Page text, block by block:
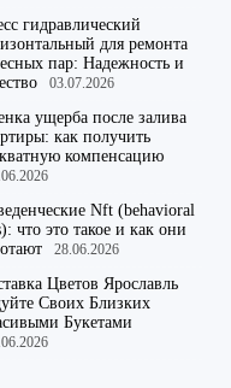
гидравлический
для ремонта
пар: Надежность и
03.07.2026
ущерба после залива
как получить
компенсацию
Nft (behavioral
что это такое и как они
28.06.2026
Цветов Ярославль
Своих Близких
Букетами